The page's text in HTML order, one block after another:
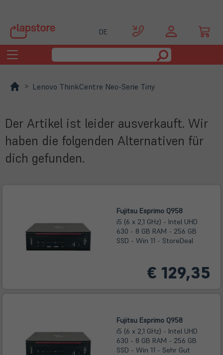
DE
Toggle
navigation
Lenovo ThinkCentre Neo-Serie Tiny
Der Artikel ist leider ausverkauft. Wir
haben die folgenden Alternativen für
dich gefunden.
Fujitsu Esprimo Q958
i5 (6 x 2,1 GHz) - Intel UHD
630 - 8 GB RAM - 256 GB
SSD - Win 11 - StoreDeal
€ 129,35
Fujitsu Esprimo Q958
i5 (6 x 2,1 GHz) - Intel UHD
630 - 8 GB RAM - 256 GB
SSD - Win 11 - Sehr Gut